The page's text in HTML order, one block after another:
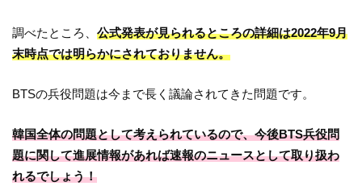
調べたところ、公式発表が見られるところの詳細は2022年9月
末時点では明らかにされておりません。
BTSの兵役問題は今まで長く議論されてきた問題です。
韓国全体の問題として考えられているので、今後BTS兵役問
題に関して進展情報があれば速報のニュースとして取り扱わ
れるでしょう！